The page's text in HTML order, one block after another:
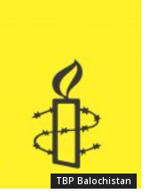
TBP Balochistan